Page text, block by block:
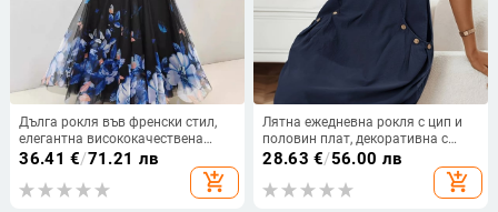
Дълга рокля във френски стил,
елегантна висококачествена
мрежеста рокля с флорални
мотиви, голяма рокля с А-силует,
дълга рокля до средата на
36.41 €/71.21 лв
add_shopping_cart
Лятна ежедневна рокля с цип и
половин плат, декоративна с
двоен джоб и къс ръкав
28.63 €/56.00 лв
add_shopping_cart